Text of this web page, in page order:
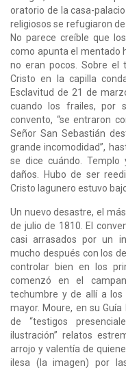
oratorio de la casa-
religiosos se refugiaron
No parece creíble que
como apunta el mentado
no eran pocos. Sobre el
Cristo en la capilla
Esclavitud de 21 de
cuando los frailes, por
convento, “se entraron
Señor San Sebastián
grande incomodidad”,
se dice cuándo. Templo
daños. Hubo de ser
Cristo lagunero estuvo
Un nuevo desastre, el
de julio de 1810. El
casi arrasados por un
mucho después con los
controlar bien en los
comenzó en el
techumbre y de allí a los
mayor. Moure, en su
de “testigos
ilustración” relatos
arrojo y valentía de
ilesa (la imagen) por